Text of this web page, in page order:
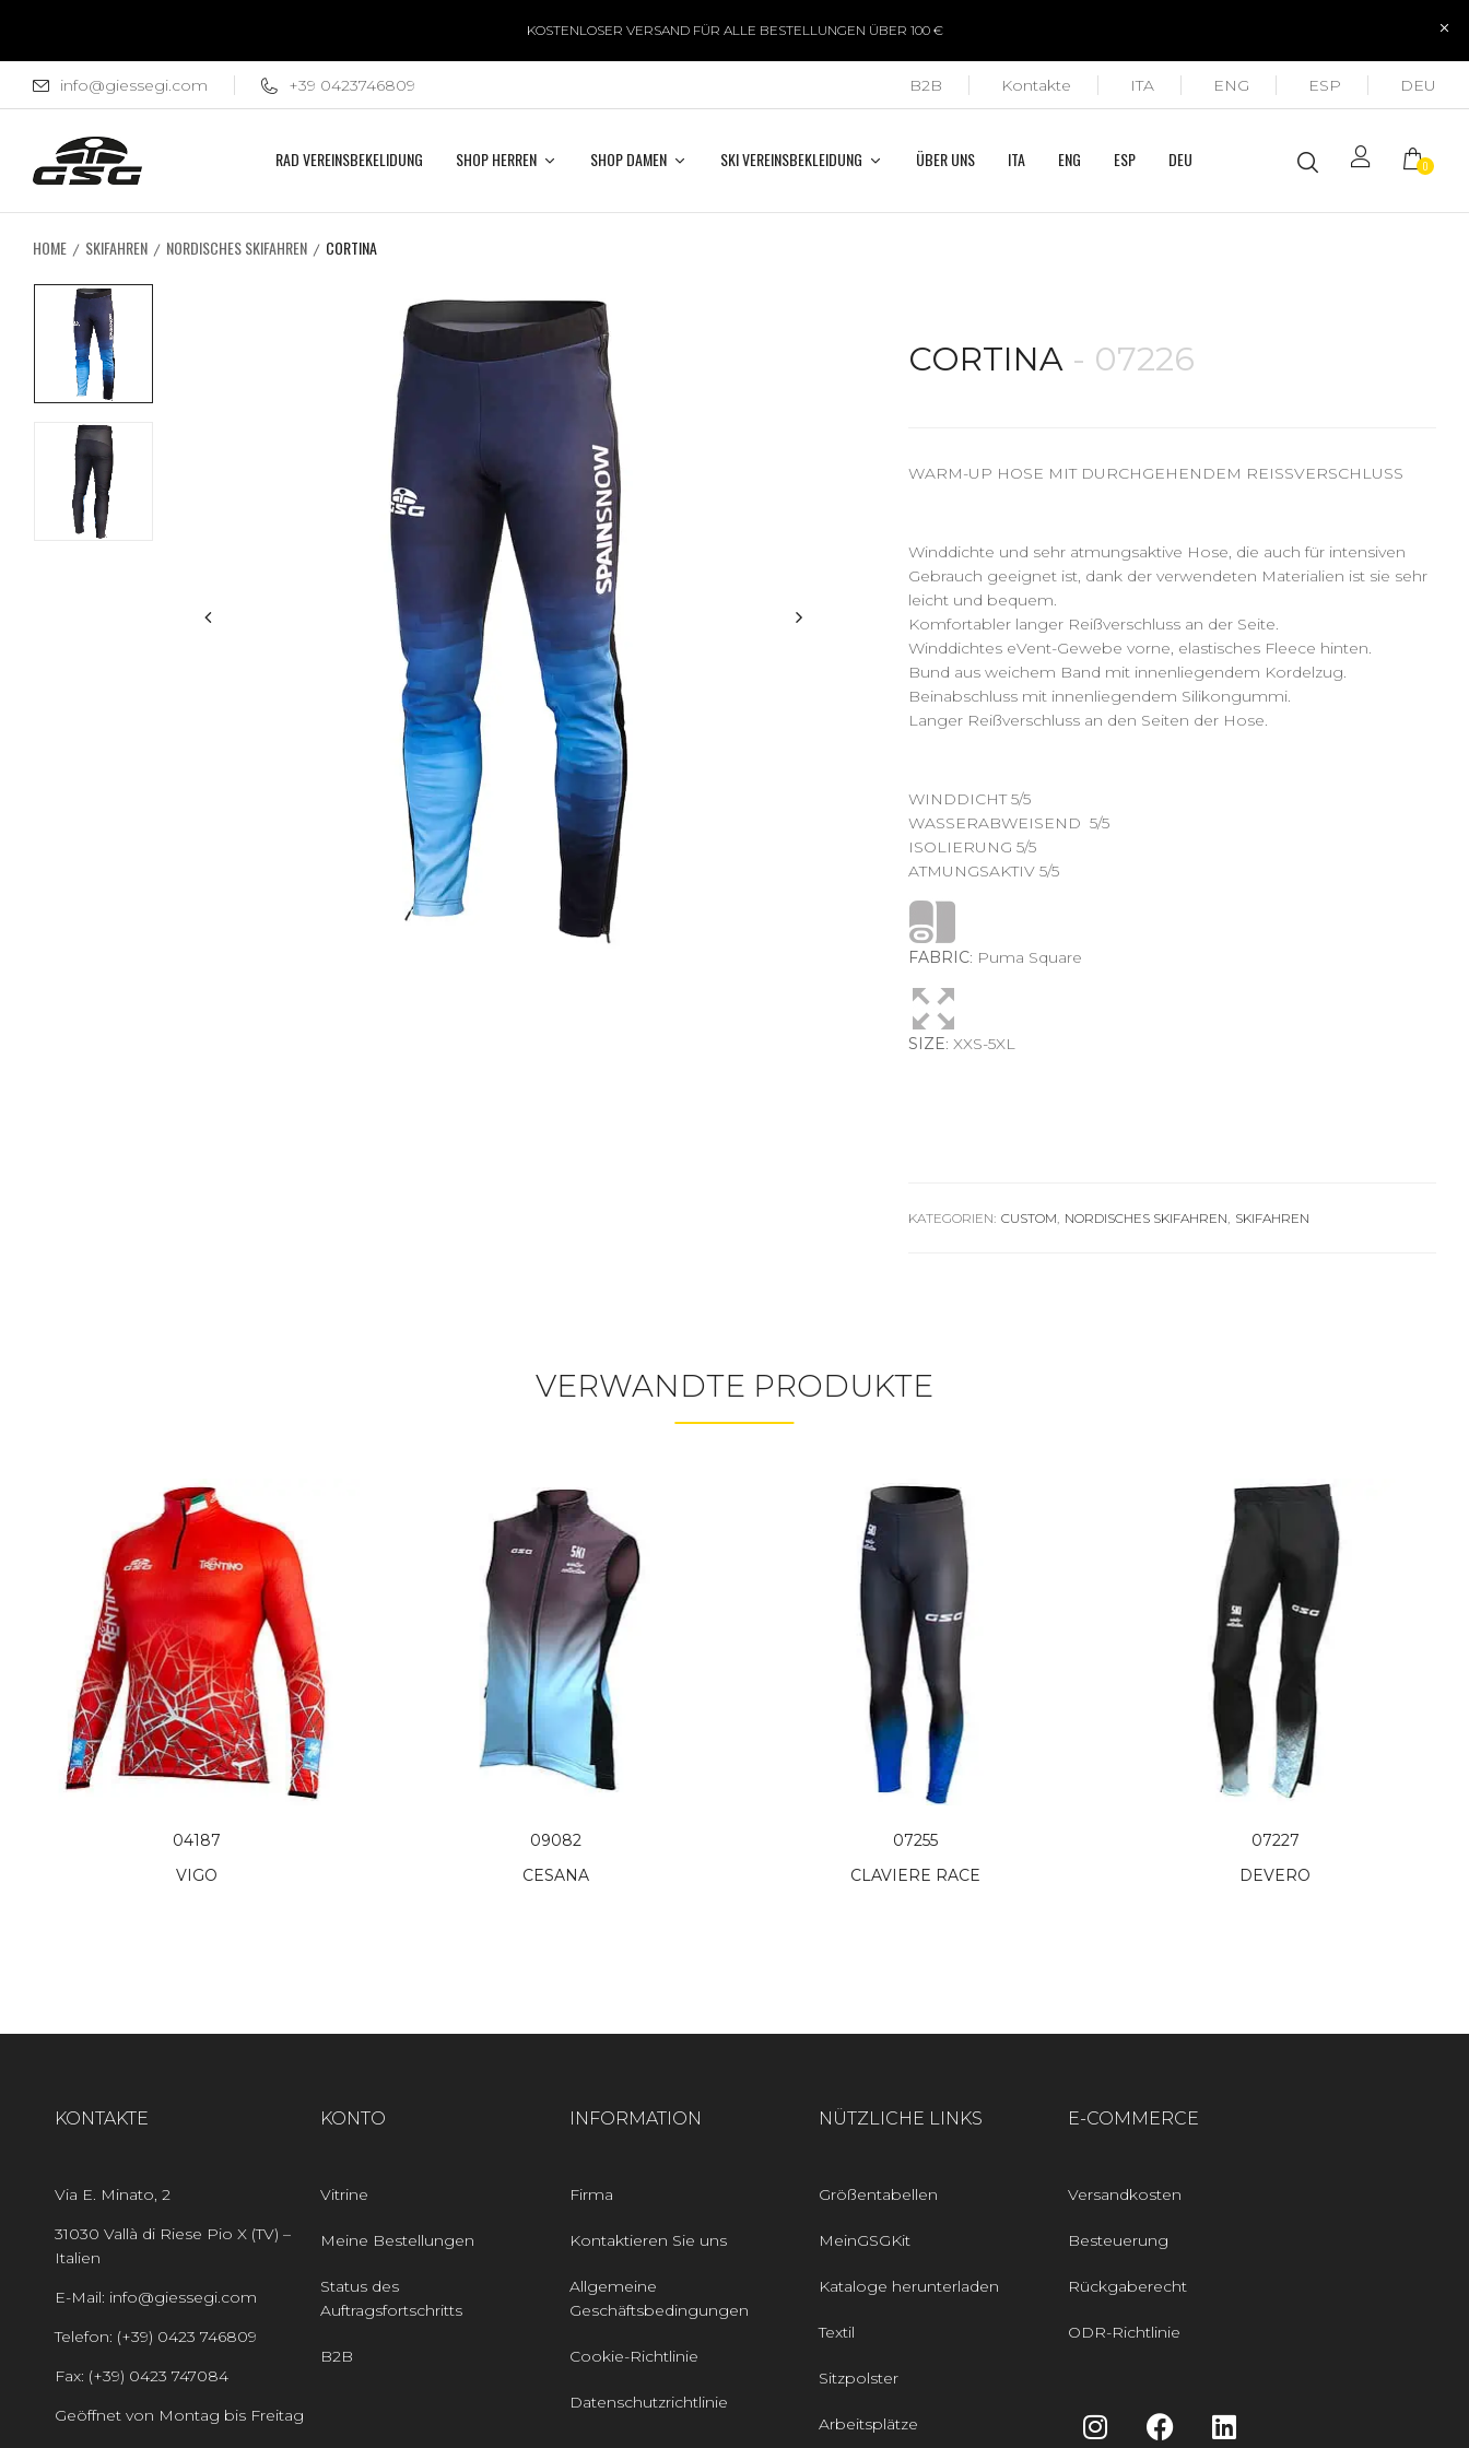
KOSTENLOSER VERSAND FÜR ALLE BESTELLUNGEN ÜBER 100 €
info@giessegi.com +39 0423746809 B2B Kontakte ITA ENG ESP DEU
RAD VEREINSBEKELIDUNG SHOP HERREN SHOP DAMEN SKI VEREINSBEKLEIDUNG ÜBER UNS ITA ENG ESP DEU 0
HOME SKIFAHREN NORDISCHES SKIFAHREN CORTINA
CORTINA - 07226
WARM-UP HOSE MIT DURCHGEHENDEM REISSVERSCHLUSS
Winddichte und sehr atmungsaktive Hose, die auch für intensiven
Gebrauch geeignet ist, dank der verwendeten Materialien ist sie sehr
leicht und bequem.
Komfortabler langer Reißverschluss an der Seite.
Winddichtes eVent-Gewebe vorne, elastisches Fleece hinten.
Bund aus weichem Band mit innenliegendem Kordelzug.
Beinabschluss mit innenliegendem Silikongummi.
Langer Reißverschluss an den Seiten der Hose.
WINDDICHT 5/5
WASSERABWEISEND 5/5
ISOLIERUNG 5/5
ATMUNGSAKTIV 5/5
FABRIC: Puma Square
SIZE: XXS-5XL
KATEGORIEN: CUSTOM, NORDISCHES SKIFAHREN, SKIFAHREN
VERWANDTE PRODUKTE
04187
VIGO
09082
CESANA
07255
CLAVIERE RACE
07227
DEVERO
KONTAKTE
Via E. Minato, 2
31030 Vallà di Riese Pio X (TV) –
Italien
E-Mail: info@giessegi.com
Telefon: (+39) 0423 746809
Fax: (+39) 0423 747084
Geöffnet von Montag bis Freitag
KONTO
Vitrine
Meine Bestellungen
Status des
Auftragsfortschritts
B2B
INFORMATION
Firma
Kontaktieren Sie uns
Allgemeine
Geschäftsbedingungen
Cookie-Richtlinie
Datenschutzrichtlinie
NÜTZLICHE LINKS
Größentabellen
MeinGSGKit
Kataloge herunterladen
Textil
Sitzpolster
Arbeitsplätze
E-COMMERCE
Versandkosten
Besteuerung
Rückgaberecht
ODR-Richtlinie